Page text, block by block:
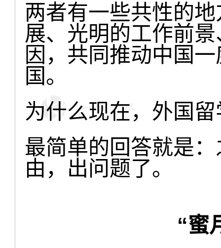
两者有一些共性的
展、光明的工作前
因，共同推动中国
国。
为什么现在，外国
最简单的回答就是
由，出问题了。
“蜜